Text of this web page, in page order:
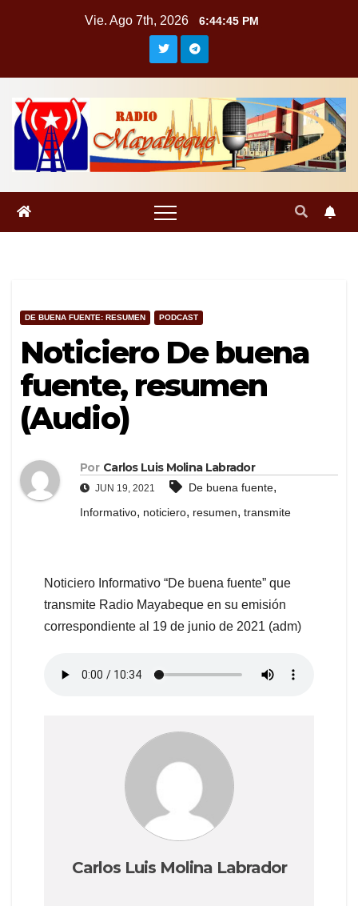
Vie. Ago 7th, 2026 6:44:45 PM
DE BUENA FUENTE: RESUMEN PODCAST
Noticiero De buena
fuente, resumen
(Audio)
Por Carlos Luis Molina Labrador
JUN 19, 2021 De buena fuente,
Informativo, noticiero, resumen, transmite
Noticiero Informativo “De buena fuente” que
transmite Radio Mayabeque en su emisión
correspondiente al 19 de junio de 2021 (adm)
Carlos Luis Molina Labrador